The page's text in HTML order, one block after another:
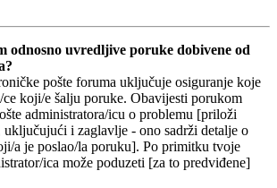
odnosno uvredljive poruke dobivene od
pošte foruma uključuje osiguranje koje
koji/e šalju poruke. Obavijesti porukom
administratora/icu o problemu [priloži
i zaglavlje - ono sadrži detalje o
a je poslao/la poruku]. Po primitku tvoje
ica može poduzeti [za to predviđene]